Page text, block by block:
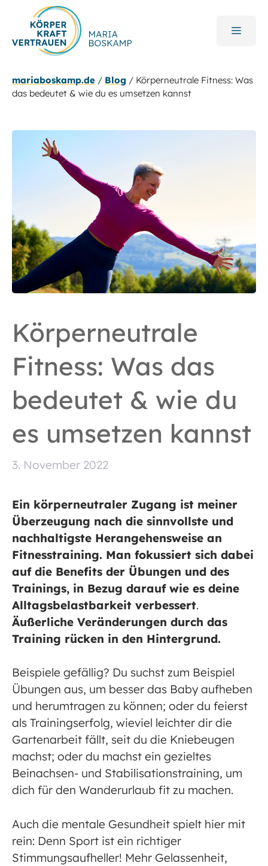
Inhalt
springen
mariaboskamp.de / Blog / Körperneutrale Fitness: Was
das bedeutet & wie du es umsetzen kannst
Körperneutrale
Fitness: Was das
bedeutet & wie du
es umsetzen kannst
3. November 2022
Ein körperneutraler Zugang ist meiner
Überzeugung nach die sinnvollste und
nachhaltigste Herangehensweise an
Fitnesstraining. Man fokussiert sich dabei
auf die Benefits der Übungen und des
Trainings, in Bezug darauf wie es deine
Alltagsbelastbarkeit verbessert.
Äußerliche Veränderungen durch das
Training rücken in den Hintergrund.
Beispiele gefällig? Du suchst zum Beispiel
Übungen aus, um besser das Baby aufheben
und herumtragen zu können; oder du feierst
als Trainingserfolg, wieviel leichter dir die
Gartenarbeit fällt, seit du die Kniebeugen
machst; oder du machst ein gezieltes
Beinachsen- und Stabilisationstraining, um
dich für den Wanderurlaub fit zu machen.
Auch die mentale Gesundheit spielt hier mit
rein: Denn Sport ist ein richtiger
Stimmungsaufheller! Mehr Gelassenheit,